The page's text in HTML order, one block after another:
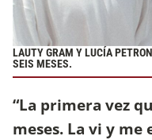
LAUTY GRAM Y LUCÍA
SEIS MESES.
“La primera vez
meses. La vi y